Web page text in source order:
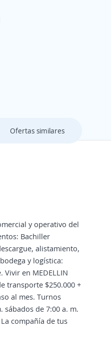
Ofertas similares
y operativo del
Bachiller
alistamiento,
y logística:
en MEDELLIN
transporte $250.000 +
al mes. Turnos
sábados de 7:00 a. m.
compañía de tus